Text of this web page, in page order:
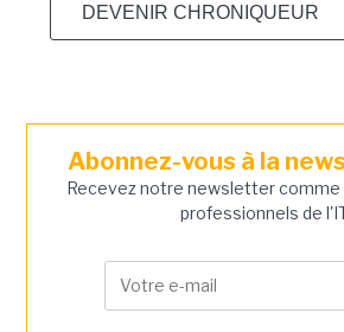
DEVENIR CHRONIQUEUR
Abonnez-vous à la
Recevez notre newsletter
professionnels de